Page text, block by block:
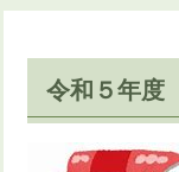
令和５年度